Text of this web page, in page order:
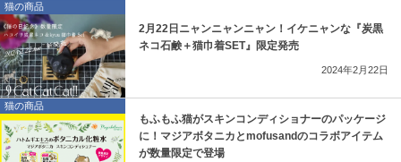
猫の商品
2月22日ニャンニャンニャン！イケニャンな『炭黒
ネコ石鹸＋猫巾着SET』限定発売
2024年2月22日
猫の商品
もふもふ猫がスキンコンディショナーのパッケージ
に！マジアボタニカとmofusandのコラボアイテム
が数量限定で登場
猫のフリー写真素材